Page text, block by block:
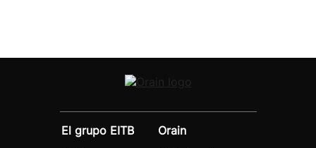
El grupo EITB
Orain